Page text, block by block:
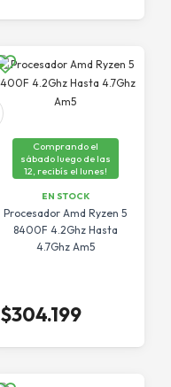
Comprando el
sábado luego de las
12, recibís el lunes!
EN STOCK
Procesador Amd Ryzen 5
8400F 4.2Ghz Hasta
4.7Ghz Am5
$304.199